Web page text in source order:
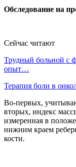
Обследование на
Сейчас читают
Трудный больной с
опыт…
Терапия боли в
Во-первых,
вторых, индекс
измеренная в
нижним краем
кости.